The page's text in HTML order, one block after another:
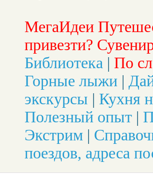
МегаИдеи
привезти?
Библиотека | По
Горные лыжи |
экскурсы | Кухня
Полезный опыт |
Экстрим |
поездов, адреса